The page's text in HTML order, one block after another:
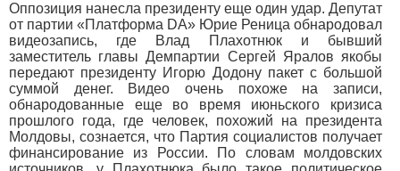
Оппозиция нанесла президенту еще один удар. Депутат
от партии «Платформа DA» Юрие Реница обнародовал
видеозапись, где Влад Плахотнюк и бывший
заместитель главы Демпартии Сергей Яралов якобы
передают президенту Игорю Додону пакет с большой
суммой денег. Видео очень похоже на записи,
обнародованные еще во время июньского кризиса
прошлого года, где человек, похожий на президента
Молдовы, сознается, что Партия социалистов получает
финансирование из России. По словам молдовских